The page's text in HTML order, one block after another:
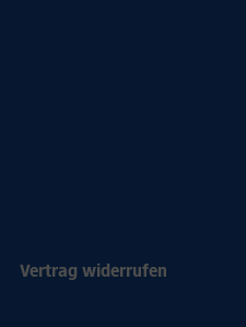
Vertrag widerrufen